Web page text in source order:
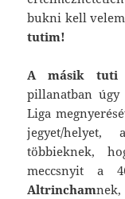
bukni kell
tutim!
A másik tuti
pillanatban úgy
Liga
jegyet/
többieknek,
meccsnyit a
Altrinchamnek,